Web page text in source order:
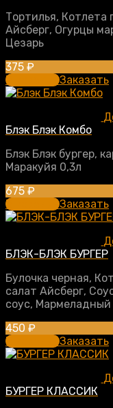
Тортилья, Котлета
Айсберг, Огурцы
Цезарь
375 ₽
В корзинуЗаказать
Блэк Блэк Комбо
Блэк Блэк бургер,
Маракуйя 0,3л
675 ₽
В корзинуЗаказать
БЛЭК-БЛЭК БУРГЕР
Булочка черная,
салат Айсберг,
соус, Мармеладный
450 ₽
В корзинуЗаказать
БУРГЕР КЛАССИК